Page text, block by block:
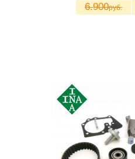
6.900руб.